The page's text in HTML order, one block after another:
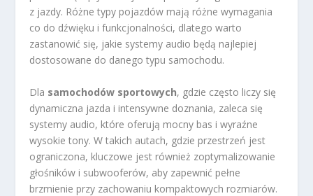
z jazdy. Różne typy pojazdów mają różne wymagania
co do dźwięku i funkcjonalności, dlatego warto
zastanowić się, jakie systemy audio będą najlepiej
dostosowane do danego typu samochodu.
Dla samochodów sportowych, gdzie często liczy się
dynamiczna jazda i intensywne doznania, zaleca się
systemy audio, które oferują mocny bas i wyraźne
wysokie tony. W takich autach, gdzie przestrzeń jest
ograniczona, kluczowe jest również zoptymalizowanie
głośników i subwooferów, aby zapewnić pełne
brzmienie przy zachowaniu kompaktowych rozmiarów.